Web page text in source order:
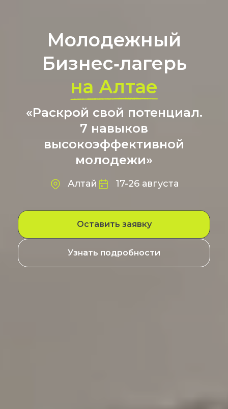
Молодежный
Бизнес‑лагерь
на Алтае
«Раскрой свой потенциал.
7 навыков
высокоэффективной
молодежи»
Алтай 17-26 августа
Оставить заявку
Узнать подробности